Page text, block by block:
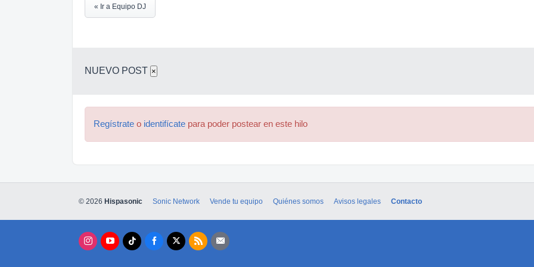
« Ir a Equipo DJ
NUEVO POST ×
Regístrate o identifícate para poder postear en este hilo
© 2026 Hispasonic Sonic Network Vende tu equipo Quiénes somos Avisos legales Contacto